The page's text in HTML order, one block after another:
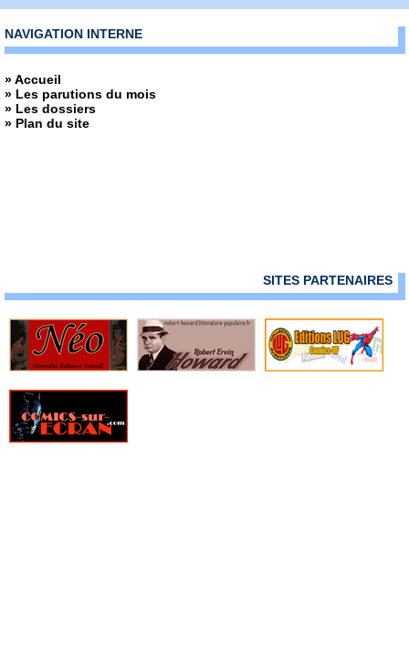
› Strange 107
› Strange 108
› Strange 109
› Strange 111
› Strange 112
› Strange 113
› Strange 123
› Strange 124
› Strange 125
› Strange 126
› Strange 127
› Strange 128
› Strange 129
› Strange 130
NAVIGATION INTERNE
» Accueil
» Les parutions du mois
» Les dossiers
» Plan du site
SITES PARTENAIRES